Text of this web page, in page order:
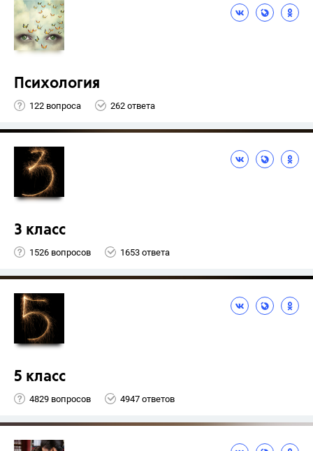
Психология
122 вопроса 262 ответа
3 класс
1526 вопросов 1653 ответа
5 класс
4829 вопросов 4947 ответов